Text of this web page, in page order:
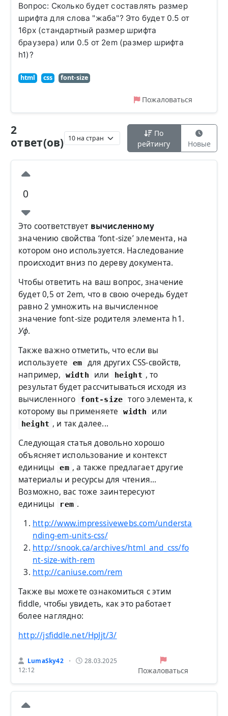
Вопрос: Сколько будет составлять размер
шрифта для слова "жаба"? Это будет 0.5 от
16px (стандартный размер шрифта
браузера) или 0.5 от 2em (размер шрифта
h1)?
html css font-size
Пожаловаться
2
ответ(ов)
По
рейтингу
Новые
0
Это соответствует вычисленному
значению свойства ‘font-size’ элемента, на
котором оно используется. Наследование
происходит вниз по дереву документа.
Чтобы ответить на ваш вопрос, значение
будет 0,5 от 2em, что в свою очередь будет
равно 2 умножить на вычисленное
значение font-size родителя элемента h1.
Уф.
Также важно отметить, что если вы
используете
em
для других CSS-свойств,
например,
width или height , то
результат будет рассчитываться исходя из
вычисленного
font-size того элемента, к
которому вы применяете
width или
height , и так далее...
Следующая статья довольно хорошо
объясняет использование и контекст
единицы
em , а также предлагает другие
материалы и ресурсы для чтения...
Возможно, вас тоже заинтересуют
единицы
rem .
http://www.impressivewebs.com/understa
nding-em-units-css/
http://snook.ca/archives/html_and_css/fo
nt-size-with-rem
http://caniuse.com/rem
Также вы можете ознакомиться с этим
fiddle, чтобы увидеть, как это работает
более наглядно:
http://jsfiddle.net/HpJjt/3/
LumaSky42 •
28.03.2025
12:12
Пожаловаться